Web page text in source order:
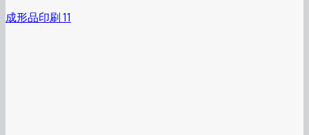
成形品印刷 11